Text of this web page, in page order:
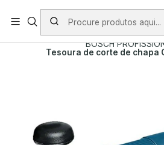
PORTES INCLUÍDOS EM
Início PRODUTOS
BOSCH
Tesoura de corte de chapa